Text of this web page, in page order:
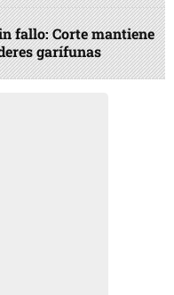
fallo: Corte mantiene
garífunas